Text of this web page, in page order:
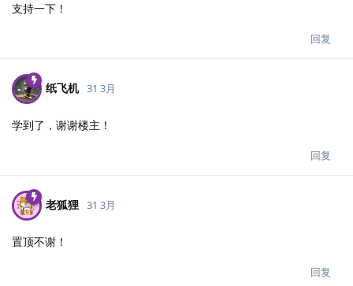
支持一下！
回复
纸飞机 31 3月
学到了，谢谢楼主！
回复
老狐狸 31 3月
置顶不谢！
回复